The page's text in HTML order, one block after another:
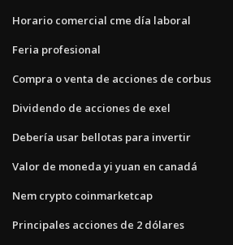
Horario comercial cme día laboral
Feria profesional
Compra o venta de acciones de corbus
Dividendo de acciones de exel
Debería usar bellotas para invertir
Valor de moneda yi yuan en canadá
Nem crypto coinmarketcap
Principales acciones de 2 dólares